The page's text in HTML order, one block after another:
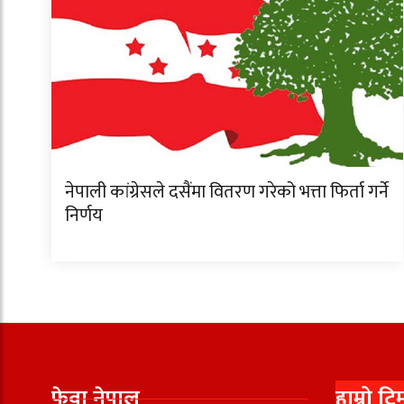
नेपाली कांग्रेसले दसैंमा वितरण गरेको भत्ता फिर्ता गर्ने
निर्णय